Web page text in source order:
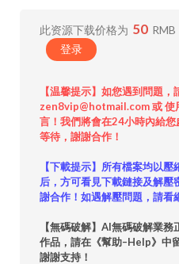
此资源下载价格为 50
登录
【温馨提示】如您遇到問題，
zen8vip@hotmail.com 或 使
言！我們將會在24小時內給
等待，謝謝合作！
【下載提示】所有檔案均以
后，方可看見下載鏈接及解
謝合作！如遇解壓問題，請看
【無碼破解】AI無碼破解業
作品，請在《幫助–Help》中
謝謝支持！